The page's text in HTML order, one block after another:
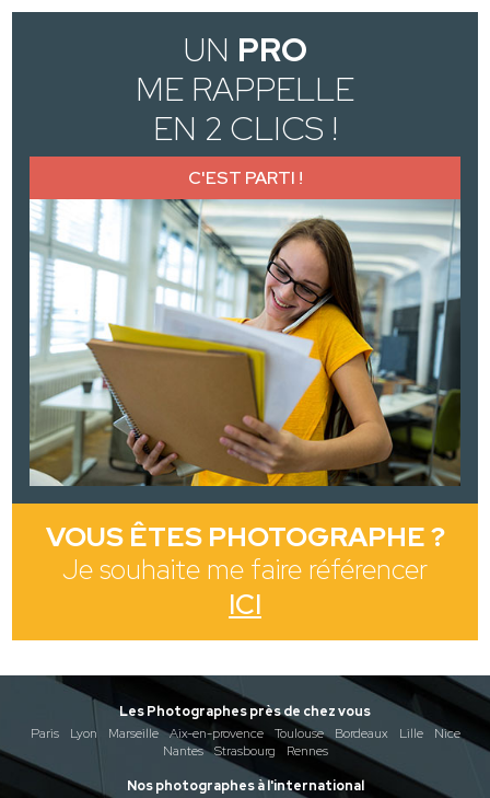
UN PRO
ME RAPPELLE
EN 2 CLICS !
C'EST PARTI !
VOUS ÊTES PHOTOGRAPHE ?
Je souhaite me faire référencer
ICI
Les Photographes près de chez vous
Paris
Lyon Marseille Aix-en-provence Toulouse Bordeaux Lille
Nice
Nantes
Strasbourg
Rennes
Nos photographes à l'international